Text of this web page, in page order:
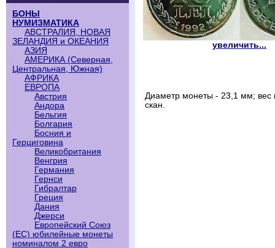
БОНЫ
НУМИЗМАТИКА
АВСТРАЛИЯ, НОВАЯ
ЗЕЛАНДИЯ и ОКЕАНИЯ
АЗИЯ
АМЕРИКА (Северная,
Центральная, Южная)
АФРИКА
ЕВРОПА
Австрия
Андора
Бельгия
Болгария
Босния и
Герциговина
Великобритания
Венгрия
Германия
Гернси
Гибралтар
Греция
Дания
Джерси
Европейский Союз
(ЕС) юбилейные монеты
номиналом 2 евро
увеличить...
Диаметр монеты - 23,1 мм; вес
скан.